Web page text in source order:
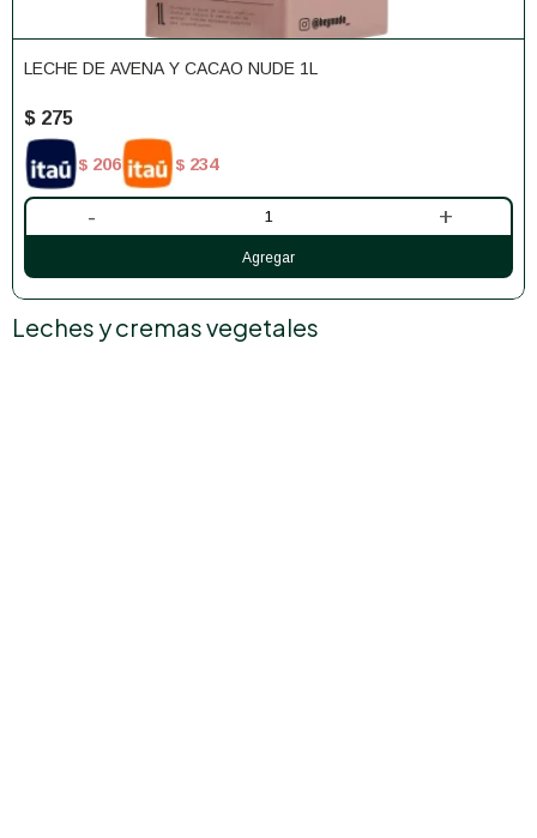
LECHE DE AVENA Y CACAO NUDE 1L
$ 275
$ 206 $ 234
- +
Leches y cremas vegetales